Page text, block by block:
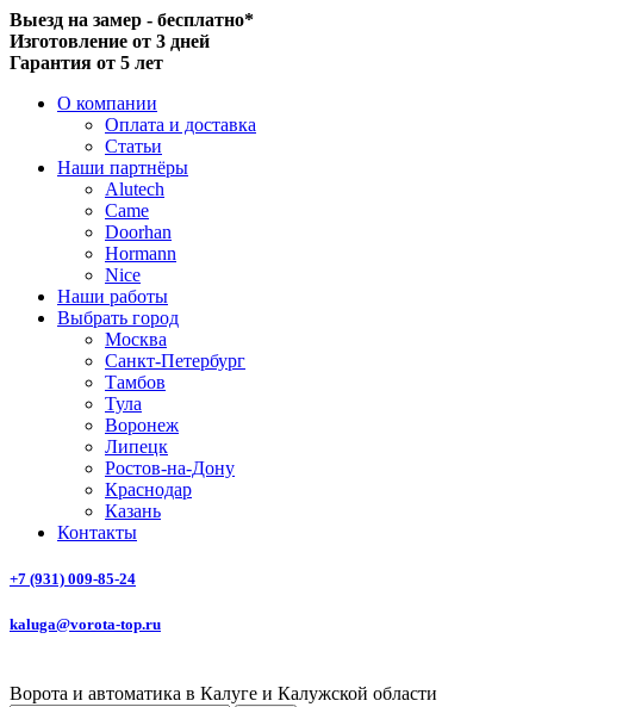
Выезд на замер - бесплатно*
Изготовление от 3 дней
Гарантия от 5 лет
О компании
Оплата и доставка
Статьи
Наши партнёры
Alutech
Came
Doorhan
Hormann
Nice
Наши работы
Выбрать город
Москва
Санкт-Петербург
Тамбов
Тула
Воронеж
Липецк
Ростов-на-Дону
Краснодар
Казань
Контакты
+7 (931) 009-85-24
kaluga@vorota-top.ru
Ворота и автоматика в Калуге и Калужской области